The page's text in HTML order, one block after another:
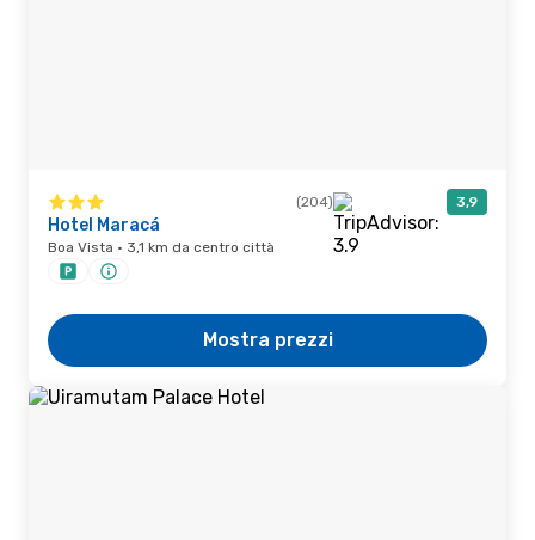
(204) 3,9
Hotel Maracá
Boa Vista · 3,1 km da centro città
Mostra prezzi